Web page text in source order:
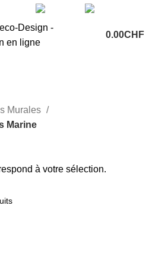
0.00CHF
Murales
Marine
à votre sélection.